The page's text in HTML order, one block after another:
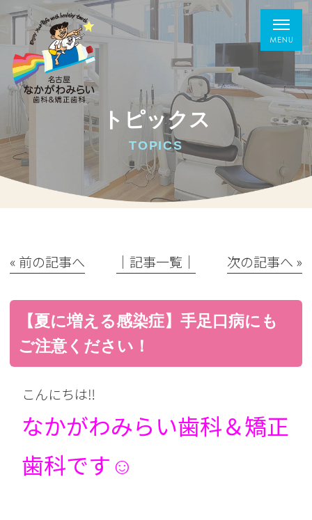
トピックス
TOPICS
« 前の記事へ │記事一覧│ 次の記事へ »
【夏に増える感染症】手足口病にも
ご注意ください！
こんにちは‼︎
なかがわみらい歯科＆矯正
歯科です☺︎